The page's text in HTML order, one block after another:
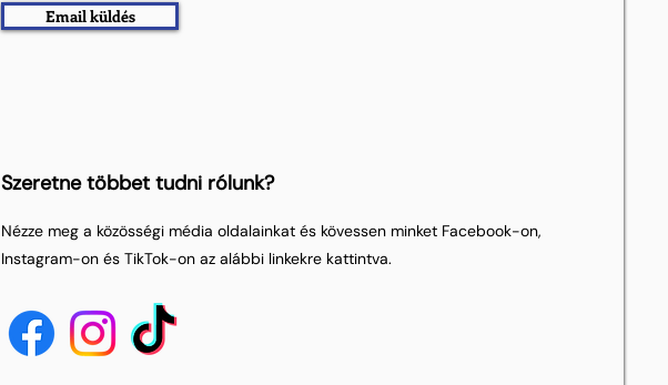
Email küldés
Szeretne többet tudni rólunk?
Nézze meg a közösségi média oldalainkat és kövessen minket Facebook-on,
Instagram-on és TikTok-on az alábbi linkekre kattintva.